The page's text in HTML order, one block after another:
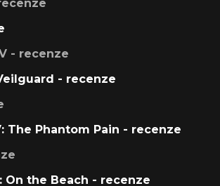
- recenze
- recenze
The Phantom Pain - recenze
On the Beach - recenze